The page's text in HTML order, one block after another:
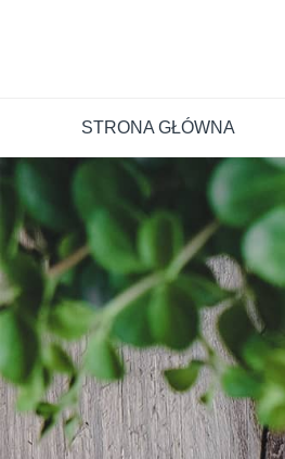
STRONA GŁÓWNA